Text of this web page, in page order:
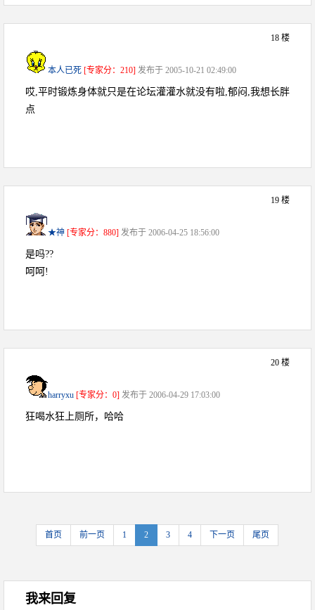
18 楼
本人已死 [专家分：210] 发布于 2005-10-21 02:49:00
哎,平时锻炼身体就只是在论坛灌灌水就没有啦,郁闷,我想长胖
点
19 楼
★神 [专家分：880] 发布于 2006-04-25 18:56:00
是吗??
呵呵!
20 楼
harryxu [专家分：0] 发布于 2006-04-29 17:03:00
狂喝水狂上厕所，哈哈
首页 前一页 1 2 3 4 下一页 尾页
我来回复